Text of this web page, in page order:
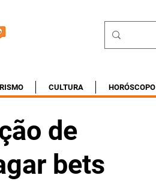
CULTURA HORÓSCOPO
de
bets